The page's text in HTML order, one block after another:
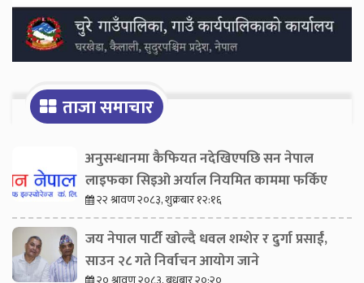
ताजा समाचार
अनुसन्धानमा कैफियत नदेखिएपछि सन नेपाल
लाइफका सिइओ अर्याल नियमित काममा फर्किए
२२ श्रावण २०८३, शुक्रबार १२:१६
जय नेपाल पार्टी खोल्दै धवल शम्शेर र दुर्गा प्रसाईं,
साउन २८ गते निर्वाचन आयोग जाने